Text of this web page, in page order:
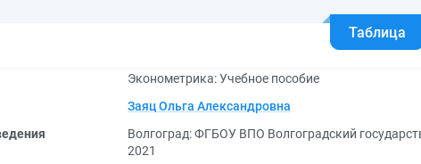
Таблица
Эконометрика: Учебное пособие
Заяц Ольга Александровна
Волгоград: ФГБОУ ВПО Волгоградский
2021